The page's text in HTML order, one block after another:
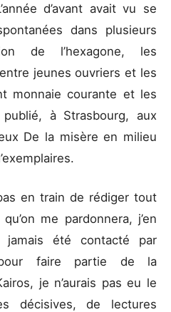
d’avant avait vu se
dans plusieurs
de l’hexagone, les
jeunes ouvriers et les
monnaie courante et les
à Strasbourg, aux
De la misère en milieu
en train de rédiger tout
me pardonnera, j’en
été contacté par
pour faire partie de la
je n’aurais pas eu le
décisives, de lectures